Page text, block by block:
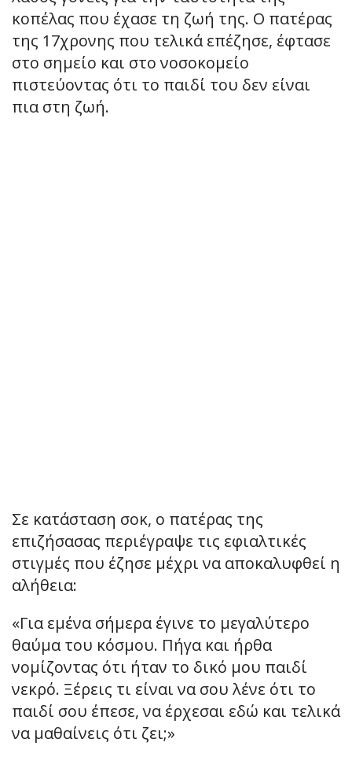
κοπέλας που έχασε τη ζωή της. Ο πατέρας
της 17χρονης που τελικά επέζησε, έφτασε
στο σημείο και στο νοσοκομείο
πιστεύοντας ότι το παιδί του δεν είναι
πια στη ζωή.
Σε κατάσταση σοκ, ο πατέρας της
επιζήσασας περιέγραψε τις εφιαλτικές
στιγμές που έζησε μέχρι να αποκαλυφθεί η
αλήθεια:
«Για εμένα σήμερα έγινε το μεγαλύτερο
θαύμα του κόσμου. Πήγα και ήρθα
νομίζοντας ότι ήταν το δικό μου παιδί
νεκρό. Ξέρεις τι είναι να σου λένε ότι το
παιδί σου έπεσε, να έρχεσαι εδώ και τελικά
να μαθαίνεις ότι ζει;»